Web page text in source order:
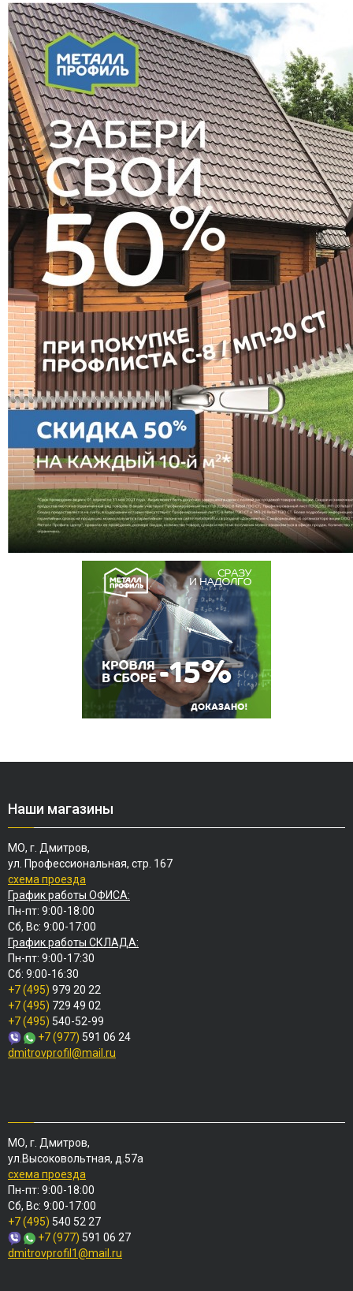
Наши магазины
МО, г. Дмитров,
ул. Профессиональная, стр. 167
схема проезда
График работы ОФИСА:
Пн-пт: 9:00-18:00
Сб, Вс: 9:00-17:00
График работы СКЛАДА:
Пн-пт: 9:00-17:30
Сб: 9:00-16:30
+7 (495) 979 20 22
+7 (495) 729 49 02
+7 (495) 540-52-99
+7 (977) 591 06 24
dmitrovprofil@mail.ru
МО, г. Дмитров,
ул.Высоковольтная, д.57а
схема проезда
Пн-пт: 9:00-18:00
Сб, Вс: 9:00-17:00
+7 (495) 540 52 27
+7 (977) 591 06 27
dmitrovprofil1@mail.ru